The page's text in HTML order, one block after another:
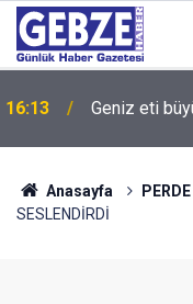
16:13 Geniz eti
15:27 Bilişim 500
Anasayfa
SESLENDİRDİ